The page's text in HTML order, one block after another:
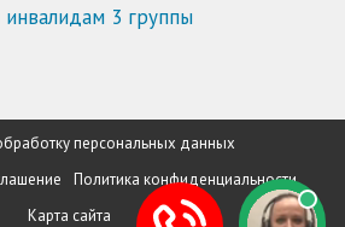
3 группы
персональных данных
Политика конфиденциальности
Карта сайта